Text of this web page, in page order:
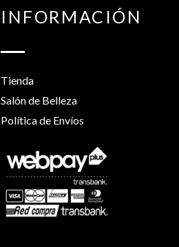
INFORMACIÓN
Tienda
Salón de Belleza
Política de Envíos